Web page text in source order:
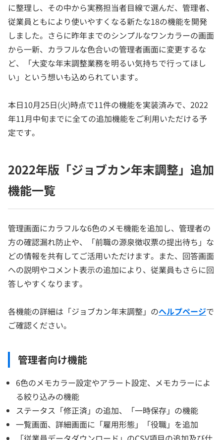
に整理し、その中から実務担当者目線で選んだ、管理者、
従業員ともにより使いやすくなる新たな18の機能を開発
しました。さらに昨年までのシンプルなワンカラーの画面
から一新、カラフルな色合いの管理者画面に変更するな
ど、「大変な年末調整業務を明るい気持ちで行ってほし
い」という想いも込められています。
本日10月25日(火)時点で11件の機能を実装済みで、2022
年11月中旬までに全ての追加機能をご利用いただける予
定です。
2022年版「ジョブカン年末調整」追加
機能一覧
管理画面にカラフルな6色のメモ機能を追加し、管理者の
方の確認漏れ防止や、「前職の源泉徴収票の提出待ち」な
どの情報を共有してご活用いただけます。また、回答画面
への説明やコメント表示の追加により、従業員もさらに回
答しやすくなります。
各機能の詳細は「ジョブカン年末調整」のヘルプページで
ご確認ください。
管理者向け機能
6色のメモカラー設定やアラート設定、メモカラーによ
る絞り込みの機能
ステータス「修正済」の追加、「一時保存」の機能
一覧画面、詳細画面に「雇用形態」「役職」を追加